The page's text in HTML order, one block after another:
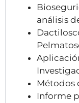
análisis
Métodos
Informe